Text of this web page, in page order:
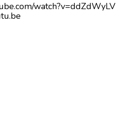
DE
watch?v=ddZdWyLV